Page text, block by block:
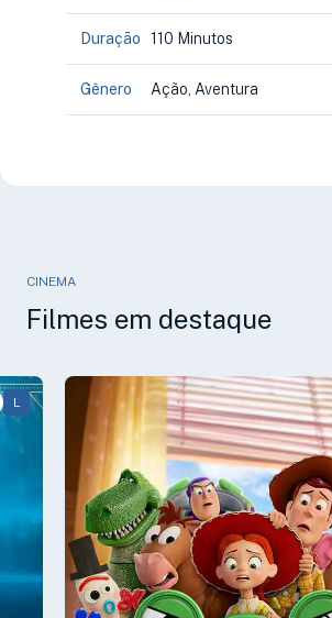
Duração 110 Minutos
Gênero Ação, Aventura
CINEMA
Filmes em destaque
L Animação, Aventura, Comédia • • 1h40